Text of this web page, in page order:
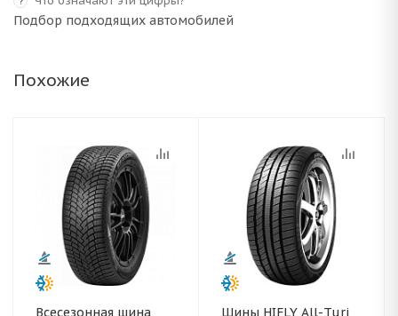
Подбор подходящих автомобилей
Похожие
Всесезонная шина
Шины HIFLY All-Turi